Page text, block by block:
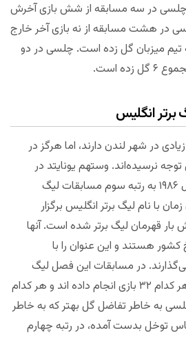
چلسی در سه مسابقه از شش بازی آخرش
در هشت مسابقه از نه بازی آخر خارج
تیم میزبان گل زده است. چلسی در دو
است.
انگلیس
در شهر لندن دارند، اما هرگز در
نرسیده‌اند. وستهم یونایتد در
تاریخش تنها یک بار در سال ۱۹۸۶ به رتبه سوم مسابقات لیگ
با نام لیگ برتر انگلیس برگزار
قهرمان لیگ برتر شده است. آنها
کشور هستند و این عنوان را با
در مسابقات این فصل لیگ
انگلیس، چلسی و وستهم هر کدام ۳۲ بازی انجام داده اند و هر کدام
چلسی به خاطر تفاضل گل بهتر که به خاطر
توخل بدست آمده، در رتبه چهارم